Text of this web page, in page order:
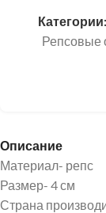
Категории:
Репсовые
Описание
Материал- репс
Размер- 4 см
Страна